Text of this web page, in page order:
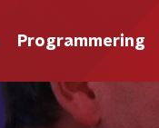
Programmering